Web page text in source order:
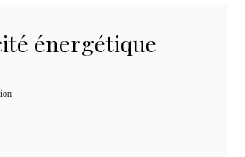
énergétique